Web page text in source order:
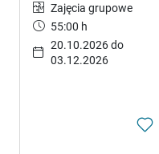
Zajęcia grupowe
55:00 h
20.10.2026 do
03.12.2026